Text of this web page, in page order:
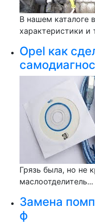
В нашем каталоге
характеристики и
Opel как
Грязь была, но не
маслоотделитель...
Замена
ф